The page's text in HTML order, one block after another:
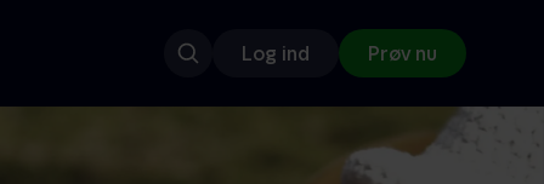
Log ind Prøv nu